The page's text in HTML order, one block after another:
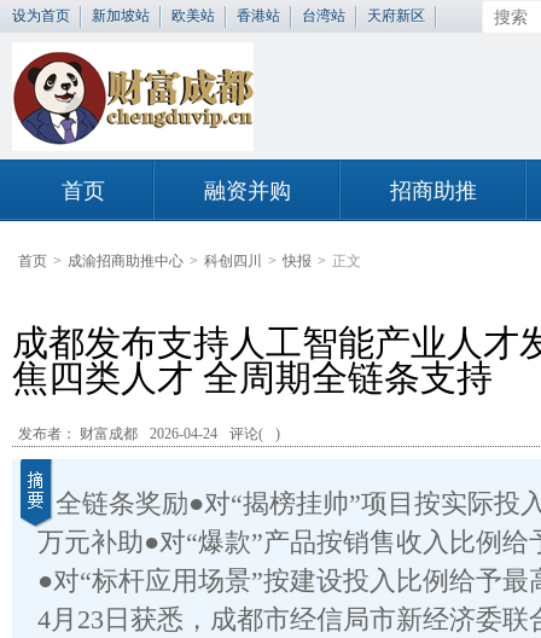
设为首页 新加坡站 欧美站 香港站 台湾站 天府新区
首页 融资并购 招商助推
首页 > 成渝招商助推中心 > 科创四川 > 快报 > 正文
成都发布支持人工智能产业人才
焦四类人才 全周期全链条支持
发布者： 财富成都 2026-04-24 评论( )
全链条奖励●对“揭榜挂帅”项目按实际投
万元补助●对“爆款”产品按销售收入比例给
●对“标杆应用场景”按建设投入比例给予最
4月23日获悉，成都市经信局市新经济委联